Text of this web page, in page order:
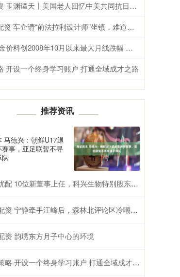
宝尚配资 玉渊谭天丨美国老人回忆中美共同抗日两度落泪
捷希源配资 车企请“前法拉利设计师”坐镇，难道就为了一点流量？
乐红网 金价料创2008年10月以来最大月线跌幅 市场押注美联储升息
开设一个终身学习账户 打通全域成才之路
推荐资讯
马德兴：朝鲜U17退
赛事，亚足联暂不寻
10位新董事上任，科兴生物特别股东大会通过赛富议案
宁静牵手汪峰后，森林北评论区冷嘲热讽_网友_情感_女友
资 韵琇东方月子中心的环境
略 开设一个终身学习账户 打通全域成才之路